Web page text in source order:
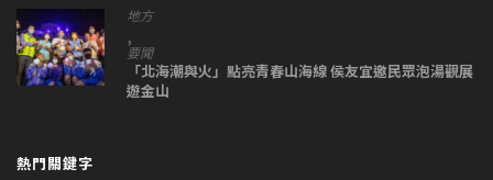
地方
,
要聞
「北海潮與火」點亮青春山海線 侯友宜邀民眾泡湯觀展
遊金山
熱門關鍵字